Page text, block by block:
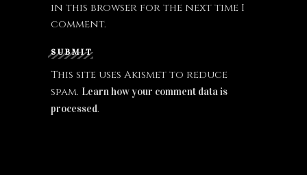
in this browser for the next time I
comment.
SUBMIT
This site uses Akismet to reduce
spam. Learn how your comment data is
processed.